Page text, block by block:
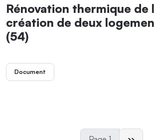
Rénovation thermique de
création de deux
(54)
Document